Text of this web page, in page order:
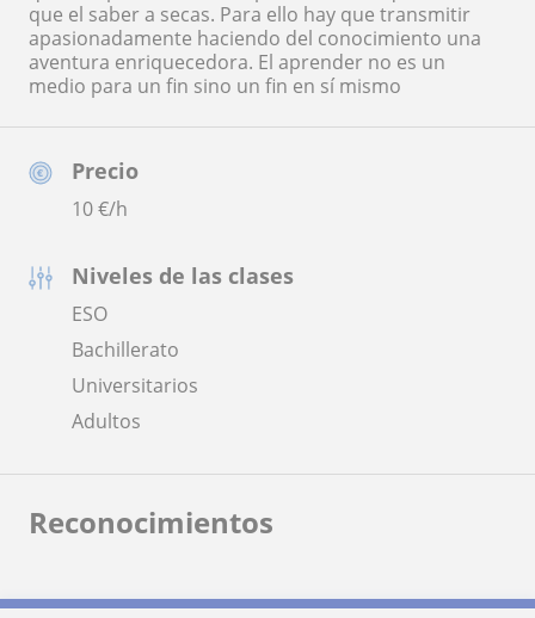
Precio
10€/h
Niveles de las clases
ESO
Bachillerato
Universitarios
Adultos
que el saber a secas. Para ello hay que transmitir
apasionadamente haciendo del conocimiento una
aventura enriquecedora. El aprender no es un
medio para un fin sino un fin en sí mismo
Reconocimientos